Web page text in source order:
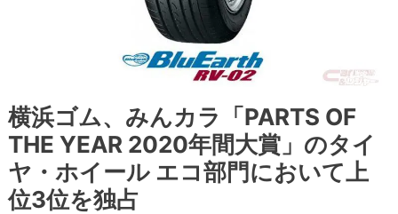
横浜ゴム、みんカラ「PARTS OF
THE YEAR 2020年間大賞」のタイ
ヤ・ホイール エコ部門において上
位3位を独占